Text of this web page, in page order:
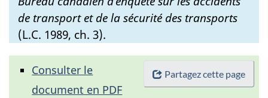
de transport et de la sécurité des transports
(L.C. 1989, ch. 3).
Partagez cette page
Consulter le
document en PDF